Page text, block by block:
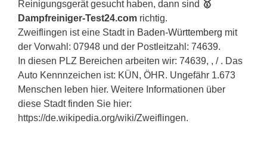
Reinigungsgerät gesucht haben, dann sind 🥇
Dampfreiniger-Test24.com richtig.
Zweiflingen ist eine Stadt in Baden-Württemberg mit
der Vorwahl: 07948 und der Postleitzahl: 74639.
In diesen PLZ Bereichen arbeiten wir: 74639, , / . Das
Auto Kennnzeichen ist: KÜN, ÖHR. Ungefähr 1.673
Menschen leben hier. Weitere Informationen über
diese Stadt finden Sie hier:
https://de.wikipedia.org/wiki/Zweiflingen.